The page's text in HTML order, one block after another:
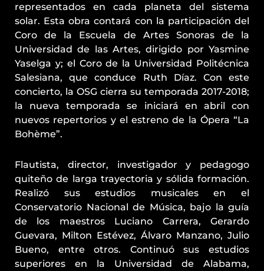
representados en cada planeta del sistema
solar. Esta obra contará con la participación del
Coro de la Escuela de Artes Sonoras de la
Universidad de las Artes, dirigido por Yasmine
Yaselga y; el Coro de la Universidad Politécnica
Salesiana, que conduce Ruth Díaz. Con este
concierto, la OSG cierra su temporada 2017-2018;
la nueva temporada se iniciará en abril con
nuevos repertorios y el estreno de la Ópera “La
Bohème”.
Flautista, director, investigador y pedagogo
quiteño de larga trayectoria y sólida formación.
Realizó sus estudios musicales en el
Conservatorio Nacional de Música, bajo la guía
de los maestros Luciano Carrera, Gerardo
Guevara, Milton Estévez, Álvaro Manzano, Julio
Bueno, entre otros. Continuó sus estudios
superiores en la Universidad de Alabama,